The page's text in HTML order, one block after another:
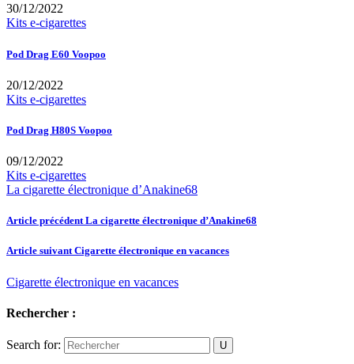
30/12/2022
Kits e-cigarettes
Pod Drag E60 Voopoo
20/12/2022
Kits e-cigarettes
Pod Drag H80S Voopoo
09/12/2022
Kits e-cigarettes
La cigarette électronique d’Anakine68
Article précédentLa cigarette électronique d’Anakine68
Article suivantCigarette électronique en vacances
Cigarette électronique en vacances
Rechercher :
Search for: